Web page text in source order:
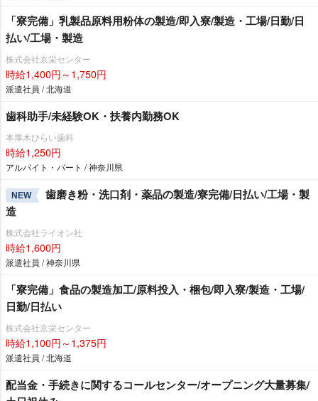
「寮完備」乳製品原料用粉体の製造/即入寮/製造・工場/日勤/日
払い/工場・製造
株式会社京栄センター
時給1,400円～1,750円
派遣社員 / 北海道
歯科助手/未経験OK・扶養内勤務OK
本厚木ひらい歯科
時給1,250円
アルバイト・パート / 神奈川県
NEW
歯磨き粉・洗口剤・薬品の製造/寮完備/日払い/工場・製
造
株式会社ライオン社
時給1,600円
派遣社員 / 神奈川県
「寮完備」食品の製造加工/原料投入・梱包/即入寮/製造・工場/
日勤/日払い
株式会社京栄センター
時給1,100円～1,375円
派遣社員 / 北海道
配当金・手続きに関するコールセンター/オープニング大量募集/